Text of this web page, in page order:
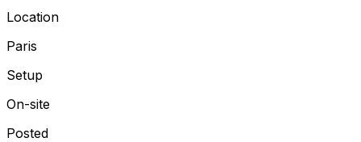
Location
Paris
Setup
On-site
Posted